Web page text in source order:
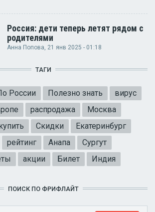
Россия: дети теперь летят рядом с
родителями
Анна Попова, 21 янв 2025 - 01:18
ТАГИ
России Полезно знать
вирус
распродажа
Москва
Скидки
Екатеринбург
рейтинг Анапа
Сургут
акции Билет Индия
ПОИСК ПО ФРИФЛАЙТ